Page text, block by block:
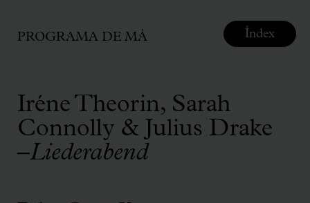
PROGRAMA DE MÀ
Iréne Theorin, Sarah
Connolly & Julius Drake
–Liederabend
Índex